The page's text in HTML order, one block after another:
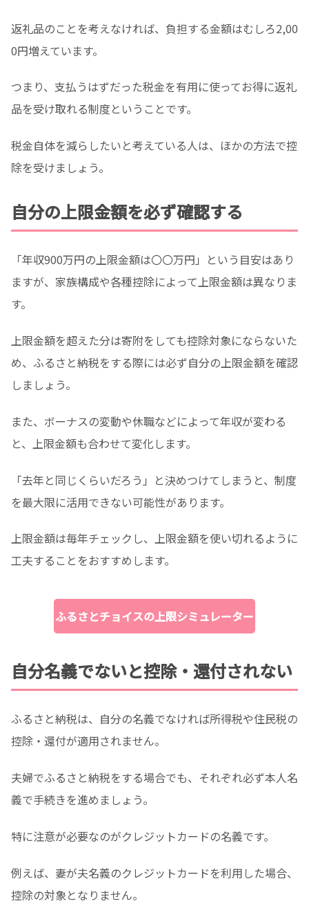
返礼品のことを考えなければ、負担する金額はむしろ2,00
0円増えています。
つまり、支払うはずだった税金を有用に使ってお得に返礼
品を受け取れる制度ということです。
税金自体を減らしたいと考えている人は、ほかの方法で控
除を受けましょう。
自分の上限金額を必ず確認する
「年収900万円の上限金額は〇〇万円」という目安はあり
ますが、家族構成や各種控除によって上限金額は異なりま
す。
上限金額を超えた分は寄附をしても控除対象にならないた
め、ふるさと納税をする際には必ず自分の上限金額を確認
しましょう。
また、ボーナスの変動や休職などによって年収が変わる
と、上限金額も合わせて変化します。
「去年と同じくらいだろう」と決めつけてしまうと、制度
を最大限に活用できない可能性があります。
上限金額は毎年チェックし、上限金額を使い切れるように
工夫することをおすすめします。
ふるさとチョイスの上限シミュレーター
自分名義でないと控除・還付されない
ふるさと納税は、自分の名義でなければ所得税や住民税の
控除・還付が適用されません。
夫婦でふるさと納税をする場合でも、それぞれ必ず本人名
義で手続きを進めましょう。
特に注意が必要なのがクレジットカードの名義です。
例えば、妻が夫名義のクレジットカードを利用した場合、
控除の対象となりません。